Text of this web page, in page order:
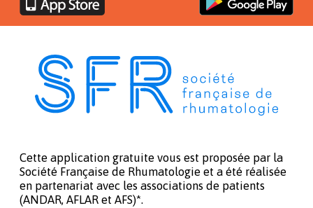
Cette application gratuite vous est proposée par la
Société Française de Rhumatologie et a été réalisée
en partenariat avec les associations de patients
(ANDAR, AFLAR et AFS)*.